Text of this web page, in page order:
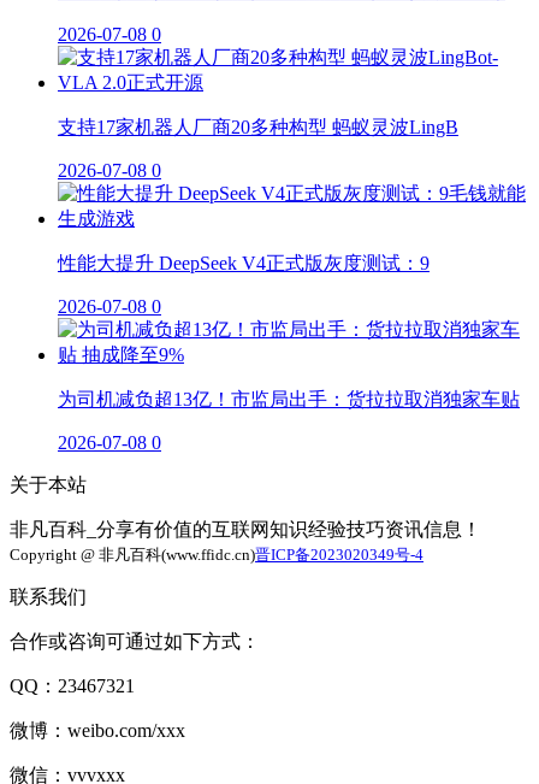
2026-07-08 0
支持17家机器人厂商20多种构型 蚂蚁灵波LingB
2026-07-08 0
性能大提升 DeepSeek V4正式版灰度测试：9
2026-07-08 0
为司机减负超13亿！市监局出手：货拉拉取消独家车贴
2026-07-08 0
关于本站
非凡百科_分享有价值的互联网知识经验技巧资讯信息！
Copyright @ 非凡百科(www.ffidc.cn)晋ICP备2023020349号-4
联系我们
合作或咨询可通过如下方式：
QQ：23467321
微博：weibo.com/xxx
微信：vvvxxx